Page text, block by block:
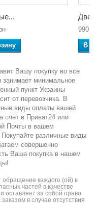
990
В
Вашу покупку во все
занимает минимальное
пункт Украины
от перевозчика. В
виды оплаты вашей
счет в Приват24 или
Почты в вашем
различные виды
совершенно
Ваша покупка в нашем
каждого (ой) в
частей в качестве
оставляет за собой право
в случае отсутствия